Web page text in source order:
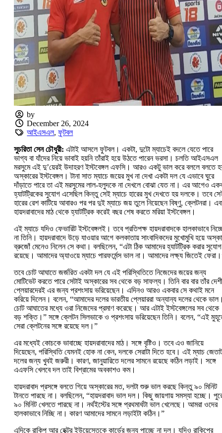
by
December 26, 2024
আইএসএল,ফুটবল
সুচরিতা সেন চৌধুরী: এটাই আসলে ফুটবল। একটা, দুটো ম্যাচেই বদলে যেতে পারে
ভাগ্য বা যাঁদের নিয়ে ভাবাই হয়নি তাঁরাই হয়ে উঠতে পারেন ভরসা। চলতি আইএসএল
মরসুমে এই দু’য়েরই উদাহরণ ইস্টবেঙ্গল এফসি। আরও একটু ভাল করে বললে বলতে
অস্কারের ইস্টবেঙ্গল। টানা সাত ম্যাচে জয়ের মুখ না দেখা একটা দল যে এভাবে ঘুরে
দাঁড়াতে পারে তা এই মরসুমের লাল-হলুদকে না দেখলে বোঝা যেত না। এর আগেও
হ্যাটট্রিকের সুযোগ এসেছিল কিন্তু সেই ম্যাচে হারের মুখ দেখতে হয় দলকে। তবে
হারের রেশ কাটিয়ে আবারও পর পর দুই ম্যাচে জয় তুলে নিয়েছেন বিষ্ণু, ক্লেটনরা।
হায়দরাবাদের মাঠ থেকে হ্যাটট্রিক করেই বছর শেষ করতে মরিয়া ইস্টবেঙ্গল।
এই ম্যাচে যদিও ফেভারিট ইস্টবেঙ্গলই। তবে প্রতিপক্ষ হায়দরাবাদকে হালকাভাবে
না তিনি। হায়দরাবাদে উড়ে যাওয়ার আগে কলকাতায় সাংবাদিকদের মুখোমুখি হয়ে
ব্রুজোঁ মেনেও নিলেন সে কথা। বলছিলেন, “এটা ঠিক আমাদের হ্যাটট্রিক করার সুযোগ
রয়েছে। আমাদের অ্যাওয়ে ম্যাচে পারফর্মেন্স ভাল না। আমাদের লক্ষ্য জিতেই
তবে চোট আঘাতে জর্জরিত একটা দল যে এই পরিস্থিতিতে নিজেদের জয়ের জন্য
মোটিভেট করতে পারে সেটাই অস্কারের সব থেকে বড় সাফল্য। তিনি বার বার তাঁর
প্লেয়ারদেরই এর জন্য প্রশংসায় ভরিয়েছেন। এদিনও আরও একবার সে কথাই মনে
করিয়ে দিলেন। বলেন, “আমাদের দলের ভারতীয় প্লেয়াররা অন্যান্য দলের থেকে
চোট আঘাতের মধ্যে ওরা নিজেদের প্রমাণ করেছে। আর এটাই ইস্টবেঙ্গলের সব থেকে
বড় শক্তি।” সঙ্গে ক্লেটন সিলভাকে ও প্রশংসায় ভরিয়েছেন তিনি। বলেন, “এই
সেরা ক্লেটনের সঙ্গে রয়েছে দল।”
এর মধ্যেই কোচকে ভাবাচ্ছে হায়দরাবাদের মাঠ। সঙ্গে বৃষ্টিও। তবে এও জানিয়ে
দিয়েছেন, পরিস্থিতি যেমনই হোক না কেন, দলকে সেরাটা দিতে হবে। এই ম্যাচ
দলের জন্য খুবই জরুরী। কারণ, জানুয়ারিতে দলের সামনে রয়েছে কঠিন লড়াই। সঙ্গে
এএফসি খেলবে দল তাই বিশ্রামের অবকাশও কম।
হায়দরাবাদ প্রসঙ্গে বলতে গিয়ে অস্কারের মত, দলটা শুরু ভাল করছে কিন্তু ৯০ মিনিট
টানতে পারছে না। বলছিলেন, “হায়দরাবাদ ভাল দল। কিছু জায়গায় সমস্যা হচ্ছে।
৯০ মিনিট খেলতে পারছে না। নর্থইস্টের সঙ্গে প্রথমার্ধটা ভাল খেলেছে। আমরা ওদের
হালকাভাবে নিচ্ছি না। কারণ আমাদের সামনে লড়াইটা কঠিন।”
এদিকে রাকিপ আর হেক্টর ইউয়েস্তেকে কার্ডের জন্য পাচ্ছে না দল। যদিও রাকিপের